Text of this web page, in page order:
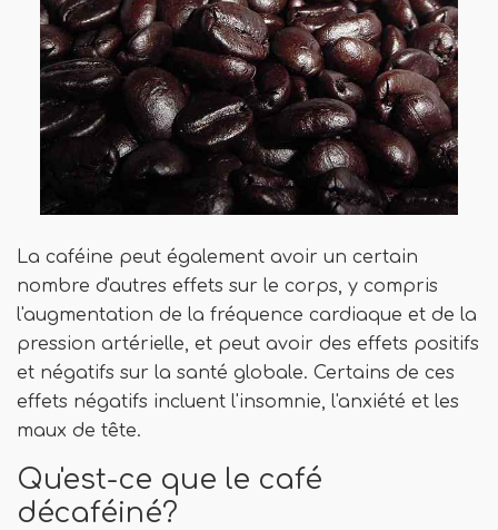
La caféine peut également avoir un certain
nombre d'autres effets sur le corps, y compris
l'augmentation de la fréquence cardiaque et de la
pression artérielle, et peut avoir des effets positifs
et négatifs sur la santé globale. Certains de ces
effets négatifs incluent l'insomnie, l'anxiété et les
maux de tête.
Qu'est-ce que le café
décaféiné?